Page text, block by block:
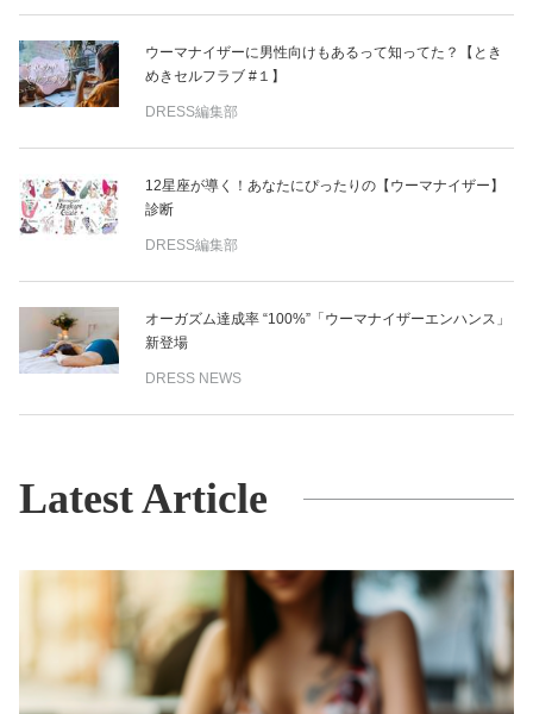
ウーマナイザーに男性向けもあるって知ってた？【とき
めきセルフラブ #１】
DRESS編集部
12星座が導く！あなたにぴったりの【ウーマナイザー】
診断
DRESS編集部
オーガズム達成率 “100%”「ウーマナイザーエンハンス」
新登場
DRESS NEWS
Latest Article